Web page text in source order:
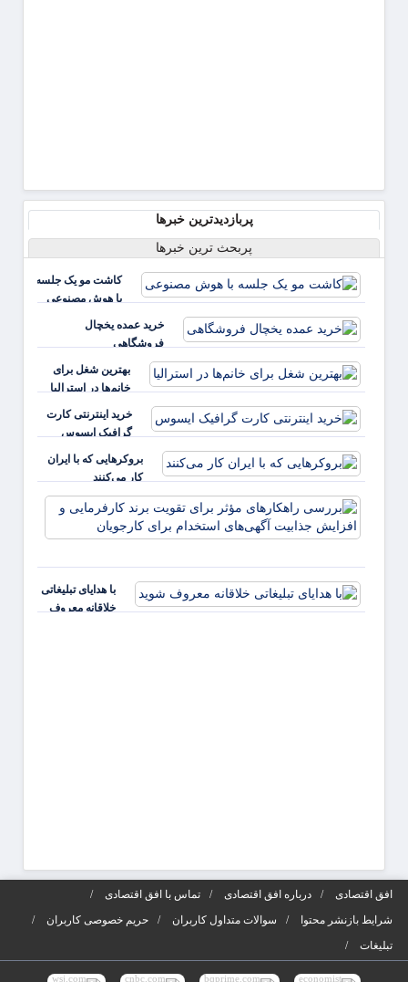
پربازدیدترین خبرها
پربحث ترین خبرها
کاشت مو یک جلسه
با هوش مصنوعی
خرید عمده یخچال
فروشگاهی
بهترین شغل برای
خانم‌ها در استرالیا
خرید اینترنتی کارت
گرافیک ایسوس
بروکرهایی‌ که با ایران
کار می‌کنند
با هدایای تبلیغاتی
خلاقانه معروف
افق اقتصادی درباره افق اقتصادی
تماس با افق اقتصادی
شرایط بازنشر محتوا
سوالات متداول کاربران
حریم خصوصی کاربران
تبلیغات